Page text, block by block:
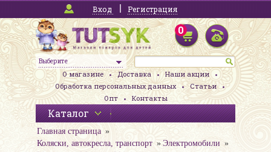
Вход Регистрация
Выберите
0
О магазине Доставка
Наши акции
Обработка персональных данных
Статьи
Опт
Контакты
Каталог
Главная страница
Коляски, автокресла, транспорт
Электромобили